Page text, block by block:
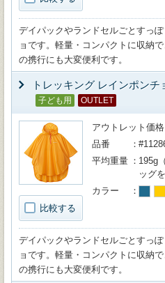
デイパックやランドセルごとすっ
ョです。軽量・コンパクトに収納
の携行にも大変便利です。
トレッキング レインポンチ
子ども用 OUTLET
比較する
アウトレット価格
品番
平均重量
195g
ッグ
カラー
デイパックやランドセルごとすっ
ョです。軽量・コンパクトに収納
の携行にも大変便利です。